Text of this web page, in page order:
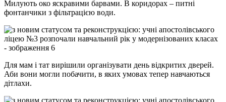
Милують око яскравими барвами. В коридорах – питні
фонтанчики з фільтрацією води.
Для мам і тат вирішили організувати день відкритих дверей.
Аби вони могли побачити, в яких умовах тепер навчаються
дітлахи.